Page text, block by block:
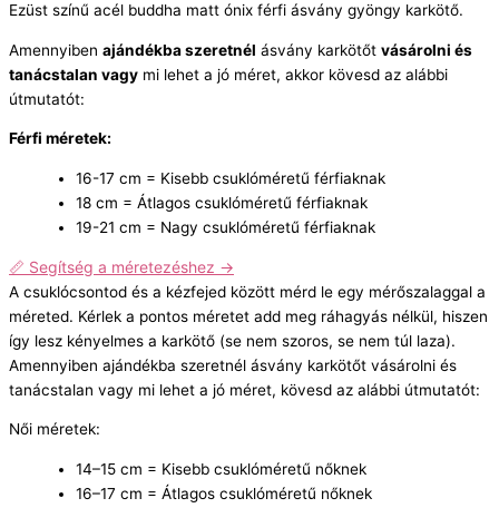
Ezüst színű acél buddha matt ónix férfi ásvány gyöngy karkötő.
Amennyiben ajándékba szeretnél ásvány karkötőt vásárolni és
tanácstalan vagy mi lehet a jó méret, akkor kövesd az alábbi
útmutatót:
Férfi méretek:
16-17 cm = Kisebb csuklóméretű férfiaknak
18 cm = Átlagos csuklóméretű férfiaknak
19-21 cm = Nagy csuklóméretű férfiaknak
📏 Segítség a méretezéshez →
A csuklócsontod és a kézfejed között mérd le egy mérőszalaggal a
méreted. Kérlek a pontos méretet add meg ráhagyás nélkül, hiszen
így lesz kényelmes a karkötő (se nem szoros, se nem túl laza).
Amennyiben ajándékba szeretnél ásvány karkötőt vásárolni és
tanácstalan vagy mi lehet a jó méret, kövesd az alábbi útmutatót:
Női méretek:
14–15 cm = Kisebb csuklóméretű nőknek
16–17 cm = Átlagos csuklóméretű nőknek